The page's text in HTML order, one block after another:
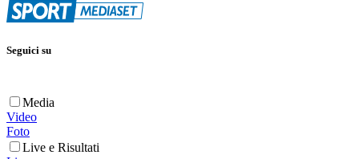
Seguici su
Media
Video
Foto
Live e Risultati